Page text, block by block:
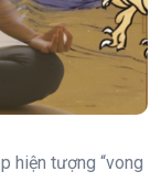
hiện tượng “vong